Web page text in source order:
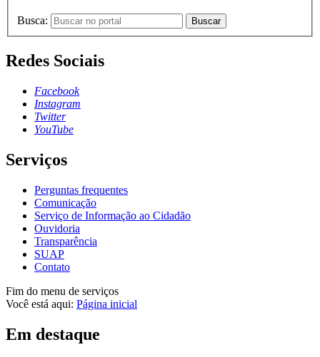
Busca: Buscar
Redes Sociais
Facebook
Instagram
Twitter
YouTube
Serviços
Perguntas frequentes
Comunicação
Serviço de Informação ao Cidadão
Ouvidoria
Transparência
SUAP
Contato
Fim do menu de serviços
Você está aqui: Página inicial
Em destaque